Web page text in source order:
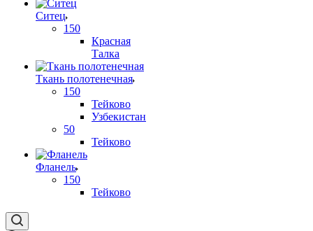
Ситец
150
Красная
Талка
Ткань полотенечная
150
Тейково
Узбекистан
50
Тейково
Фланель
150
Тейково